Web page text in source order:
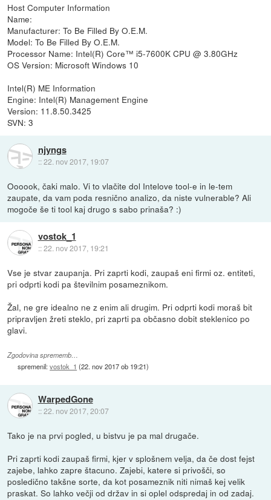
Host Computer Information
Name:
Manufacturer: To Be Filled By O.E.M.
Model: To Be Filled By O.E.M.
Processor Name: Intel(R) Core™ i5-7600K CPU @ 3.80GHz
OS Version: Microsoft Windows 10
Intel(R) ME Information
Engine: Intel(R) Management Engine
Version: 11.8.50.3425
SVN: 3
njyngs
::22. nov 2017, 19:07
Oooook, čaki malo. Vi to vlačite dol Intelove tool-e in le-tem
zaupate, da vam poda resnično analizo, da niste vulnerable? Ali
mogoče še ti tool kaj drugo s sabo prinaša? :)
vostok_1
::22. nov 2017, 19:21
Vse je stvar zaupanja. Pri zaprti kodi, zaupaš eni firmi oz. entiteti,
pri odprti kodi pa številnim posameznikom.
Žal, ne gre idealno ne z enim ali drugim. Pri odprti kodi moraš bit
pripravljen žreti steklo, pri zaprti pa občasno dobit steklenico po
glavi.
Zgodovina sprememb…
spremenil:vostok_1 (22. nov 2017 ob 19:21)
WarpedGone
::22. nov 2017, 20:07
Tako je na prvi pogled, u bistvu je pa mal drugače.
Pri zaprti kodi zaupaš firmi, kjer v splošnem velja, da če dost fejst
zajebe, lahko zapre štacuno. Zajebi, katere si privošči, so
posledično takšne sorte, da kot posameznik niti nimaš kej velik
praskat. So lahko večji od držav in si oplel odspredaj in od zadaj.